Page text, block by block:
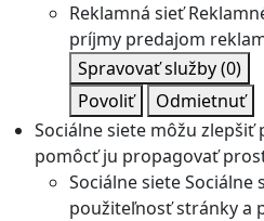
Reklamná sieť
príjmy predajom
Spravovať služby(0)
Povoliť
Odmietnuť
Sociálne siete môžu
pomôcť ju propagovať
Sociálne sieteSociálne
použiteľnosť stránky a